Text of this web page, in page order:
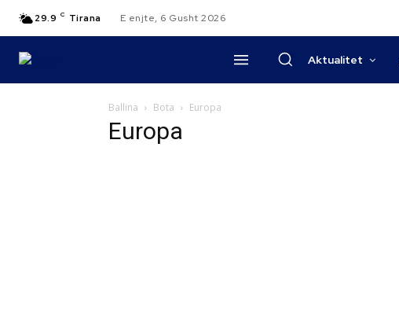
29.9 C Tirana E enjte, 6 Gusht 2026
Aktualitet
Ballina Bota Europa
Europa